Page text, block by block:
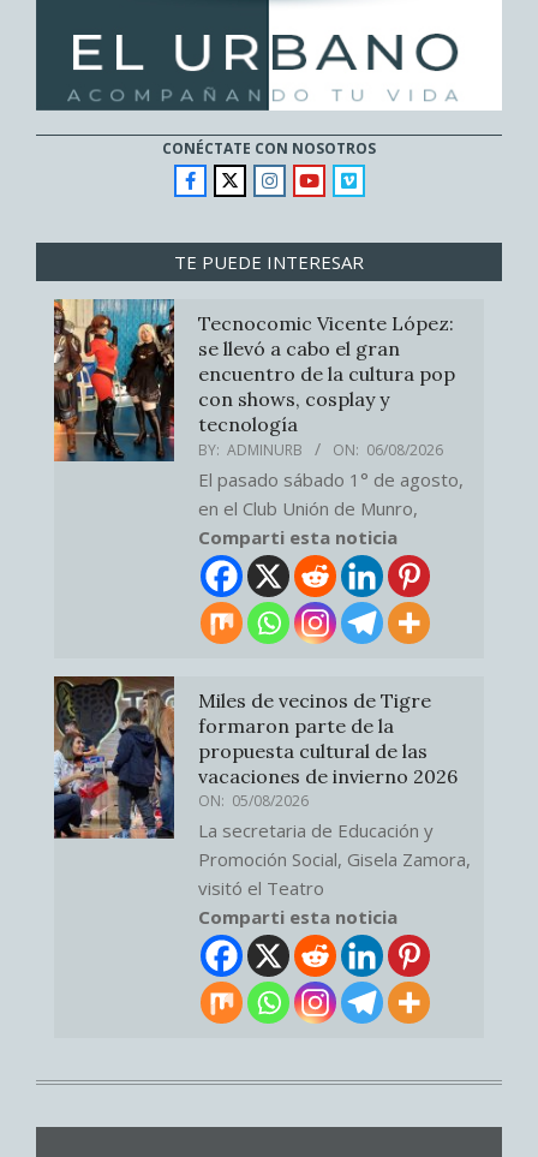
CONÉCTATE CON NOSOTROS
TE PUEDE INTERESAR
Tecnocomic Vicente López:
se llevó a cabo el gran
encuentro de la cultura pop
con shows, cosplay y
tecnología
BY: ADMINURB ON: 06/08/2026
El pasado sábado 1° de agosto,
en el Club Unión de Munro,
Comparti esta noticia
Miles de vecinos de Tigre
formaron parte de la
propuesta cultural de las
vacaciones de invierno 2026
ON: 05/08/2026
La secretaria de Educación y
Promoción Social, Gisela Zamora,
visitó el Teatro
Comparti esta noticia